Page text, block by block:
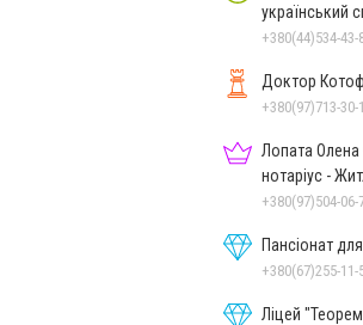
український
+380(44)534-43-
Доктор
+380(97)713-
Лопата Олена
нотаріус -
+380(97)504-06-
Пансіонат
+380(67)255-11-
Ліцей